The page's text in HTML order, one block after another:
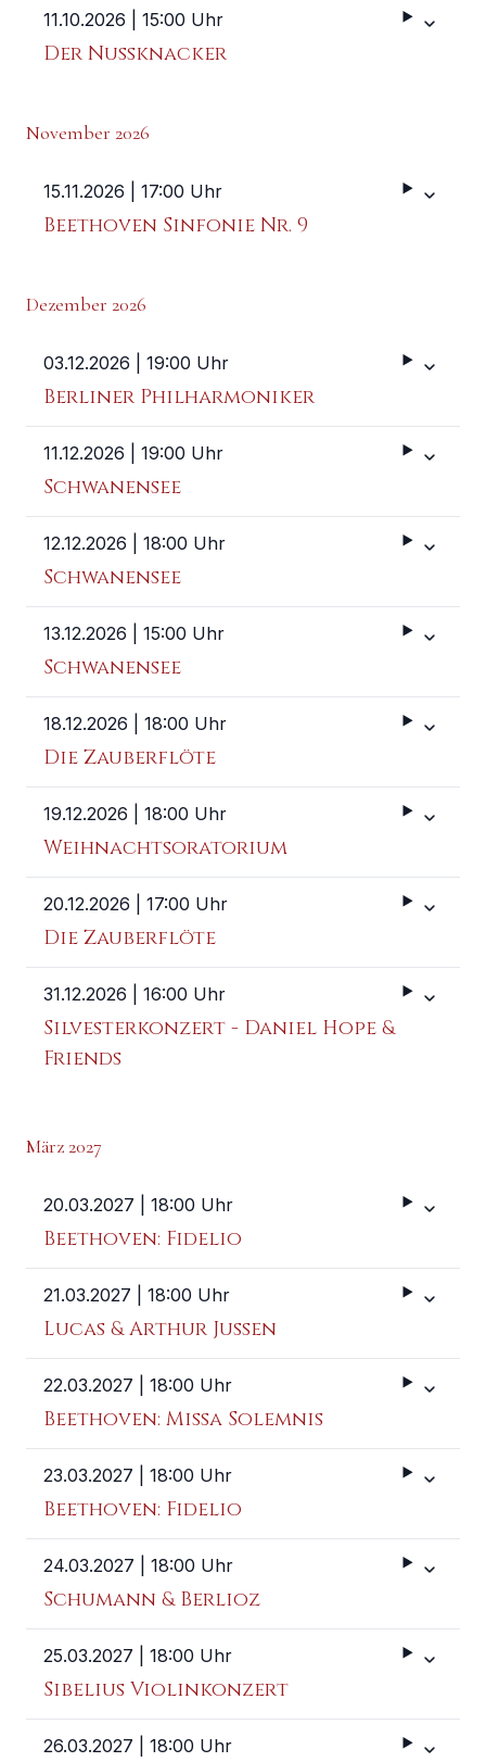
11.10.2026 | 15:00 Uhr
Der Nussknacker
Weitere
November 2026
15.11.2026 | 17:00 Uhr
Beethoven Sinfonie Nr. 9
Weitere
Dezember 2026
03.12.2026 | 19:00 Uhr
Berliner Philharmoniker
Weitere
11.12.2026 | 19:00 Uhr
Schwanensee
Weitere
12.12.2026 | 18:00 Uhr
Schwanensee
Weitere
13.12.2026 | 15:00 Uhr
Schwanensee
Weitere
18.12.2026 | 18:00 Uhr
Die Zauberflöte
Weitere
19.12.2026 | 18:00 Uhr
Weihnachtsoratorium
Weitere
20.12.2026 | 17:00 Uhr
Die Zauberflöte
Weitere
31.12.2026 | 16:00 Uhr
Silvesterkonzert - Daniel Hope &
Friends
Weitere
März 2027
20.03.2027 | 18:00 Uhr
Beethoven: Fidelio
Weitere
21.03.2027 | 18:00 Uhr
Lucas & Arthur Jussen
Weitere
22.03.2027 | 18:00 Uhr
Beethoven: Missa Solemnis
Weitere
23.03.2027 | 18:00 Uhr
Beethoven: Fidelio
Weitere
24.03.2027 | 18:00 Uhr
Schumann & Berlioz
Weitere
25.03.2027 | 18:00 Uhr
Sibelius Violinkonzert
Weitere
26.03.2027 | 18:00 Uhr Weitere